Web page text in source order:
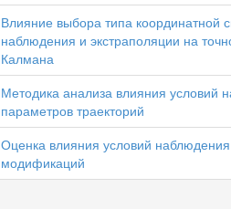
Влияние выбора типа координатной
наблюдения и экстраполяции на
Калмана
Методика анализа влияния условий
параметров траекторий
Оценка влияния условий
модификаций